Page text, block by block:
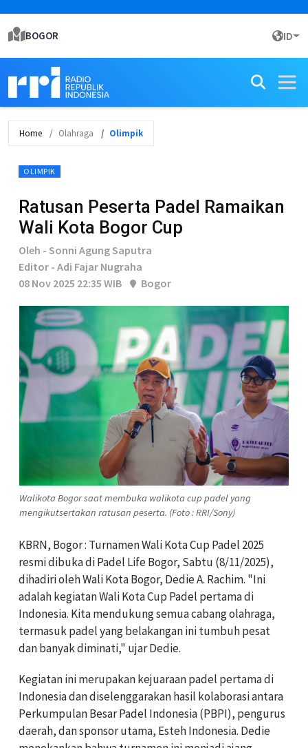
BOGOR ID
Home Olahraga Olimpik
OLIMPIK
Ratusan Peserta Padel Ramaikan
Wali Kota Bogor Cup
Oleh - Sonni Agung Saputra
Editor - Adi Fajar Nugraha
08 Nov 2025 22:35 WIB
Bogor
Walikota Bogor saat membuka walikota cup padel yang
mengikutsertakan ratusan peserta. (Foto : RRI/Sony)
KBRN, Bogor : Turnamen Wali Kota Cup Padel 2025
resmi dibuka di Padel Life Bogor, Sabtu (8/11/2025),
dihadiri oleh Wali Kota Bogor, Dedie A. Rachim. "Ini
adalah kegiatan Wali Kota Cup Padel pertama di
Indonesia. Kita mendukung semua cabang olahraga,
termasuk padel yang belakangan ini tumbuh pesat
dan banyak diminati," ujar Dedie.
Kegiatan ini merupakan kejuaraan padel pertama di
Indonesia dan diselenggarakan hasil kolaborasi antara
Perkumpulan Besar Padel Indonesia (PBPI), pengurus
daerah, dan sponsor utama, Esteh Indonesia. Dedie